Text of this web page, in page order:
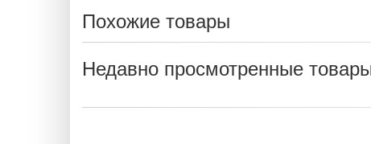
Похожие товары
Недавно просмотренные